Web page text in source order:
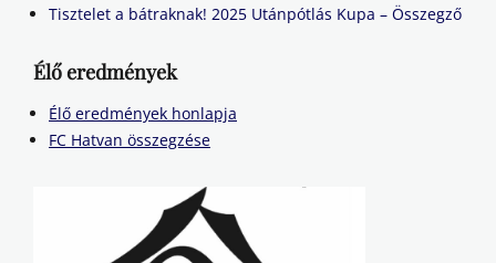
Tisztelet a bátraknak! 2025 Utánpótlás Kupa – Összegző
Élő eredmények
Élő eredmények honlapja
FC Hatvan összegzése